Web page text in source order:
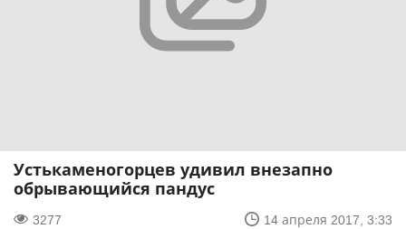
Устькаменогорцев удивил внезапно
обрывающийся пандус
3277 14 апреля 2017, 3:33